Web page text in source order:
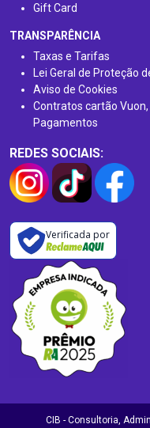
Gift Card
TRANSPARÊNCIA
Taxas e Tarifas
Lei Geral de Proteção
Aviso de Cookies
Contratos cartão
Pagamentos
REDES SOCIAIS:
Verificada por
CIB - Consultoria,